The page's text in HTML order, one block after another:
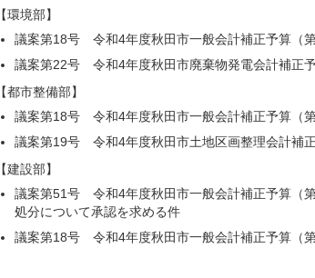
【環境部】
議案第18号 令和4年度秋田市一般会計補正予算（
議案第22号 令和4年度秋田市廃棄物発電会計補正
【都市整備部】
議案第18号 令和4年度秋田市一般会計補正予算（
議案第19号 令和4年度秋田市土地区画整理会計補
【建設部】
議案第51号 令和4年度秋田市一般会計補正予算（
処分について承認を求める件
議案第18号 令和4年度秋田市一般会計補正予算（